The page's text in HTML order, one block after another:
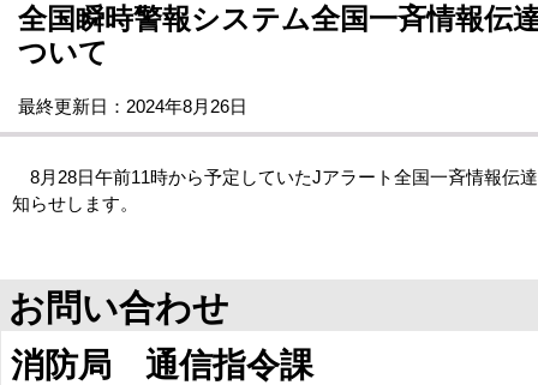
全国瞬時警報システム全国一斉情報伝
ついて
最終更新日：2024年8月26日
8月28日午前11時から予定していたJアラート全国一斉情報伝
知らせします。
お問い合わせ
消防局 通信指令課